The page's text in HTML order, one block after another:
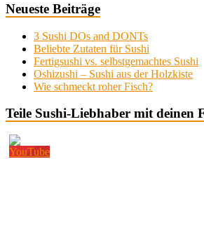
Neueste Beiträge
3 Sushi DOs and DONTs
Beliebte Zutaten für Sushi
Fertigsushi vs. selbstgemachtes Sushi
Oshizushi – Sushi aus der Holzkiste
Wie schmeckt roher Fisch?
Teile Sushi-Liebhaber mit deinen